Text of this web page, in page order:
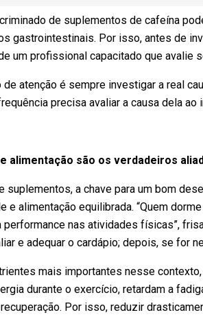
de suplementos de cafeína
gastrointestinais. Por isso, antes de
um profissional capacitado que avalie
de atenção é sempre investigar a real
precisa avaliar a causa dela
alimentação são os verdadeiros
suplementos, a chave para um bom
e alimentação equilibrada. “Quem
performance nas atividades físicas”,
e adequar o cardápio; depois, se for
mais importantes nesse
durante o exercício, retardam a
Por isso, reduzir